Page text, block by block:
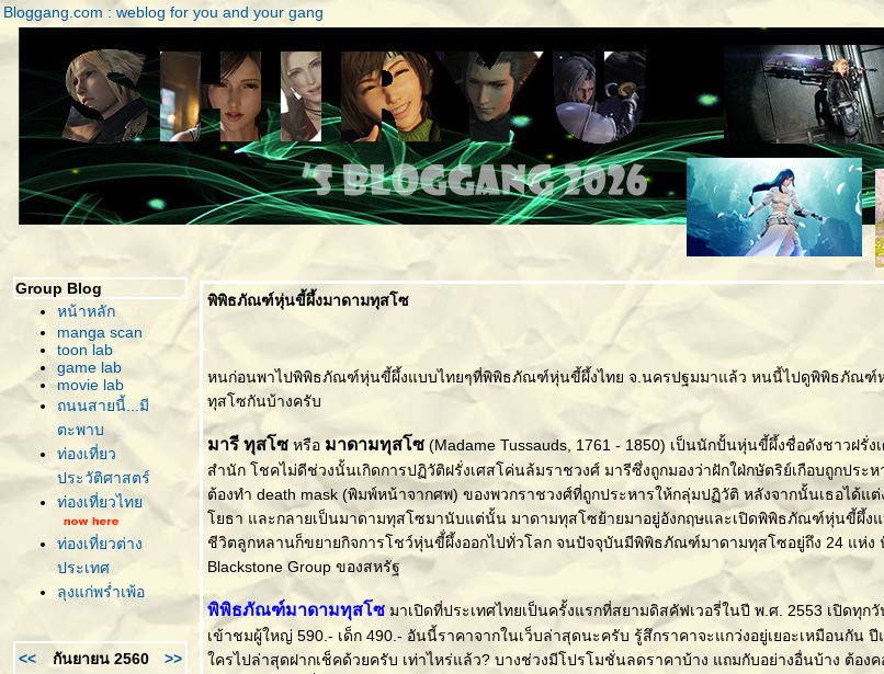
Bloggang.com : weblog for you and your gang
Group Blog
หน้าหลัก
manga scan
toon lab
game lab
movie lab
ถนนสายนี้...มี
ตะพาบ
ท่องเที่ยว
ประวัติศาสตร์
ท่องเที่ยวไท
ท่องเที่ยวต่าง
ประเทศ
ลุงแก่พร่ำเพ้อ
<< กันยายน 2560
>>
พิพิธภัณฑ์หุ่นขี้ผึ้งมาดามทุสโซ
หนก่อนพาไปพิพิธภัณฑ์หุ่นขี้ผึ้งแบบไทยๆที่พิพิธภัณฑ์หุ่นขี้ผึ้งไทย จ.นครปฐมมาแล้ว หนนี้ไปดูพิพิธภัณฑ์หุ่
ทุสโซกันบ้างครับ
มารี ทุสโซ หรือมาดามทุสโซ (Madame Tussauds, 1761 - 1850) เป็นนักปั้นหุ่นขี้ผึ้งชื่อดังชาวฝรั่ง
สำนัก โชคไม่ดีช่วงนั้นเกิดการปฏิวัติฝรั่งเศสโค่นล้มราชวงศ์ มารีซึ่งถูกมองว่าฝักใฝ่กษัตริย์เกือบถูกประ
ต้องทำ death mask (พิมพ์หน้าจากศพ) ของพวกราชวงศ์ที่ถูกประหารให้กลุ่มปฏิวัติ หลังจากนั้นเธอได้แ
ธา และกลายเป็นมาดามทุสโซมานับแต่นั้น มาดามทุสโซย้ายมาอยู่อังกฤษและเปิดพิพิธภัณฑ์หุ่นขี้ผึ้ง
ชีวิตลูกหลานก็ขยายกิจการโชว์หุ่นขี้่ผึ้งออกไปทั่วโลก จนปัจจุบันมีพิพิธภัณฑ์มาดามทุสโซอยู่ถึง 24 แห่ง
Blackstone Group ของสหรัฐ
พิพิธภัณฑ์มาดามทุสโซ มาเปิดที่ประเทศไทยเป็นครั้งแรกที่สยามดิสคัฟเวอรี่ในปี พ.ศ. 2553 เปิดทุก
เข้าชมผู้ใหญ่ 590.- เด็ก 490.- อันนี้ราคาจากในเว็บล่าสุดนะครับ รู้สึกราคาจะแกว่งอยู่เยอะเหมือนกัน ปี
ครไปล่าสุดฝากเช็คด้วยครับ เท่าไหร่แล้ว? บางช่วงมีโปรโมชั่นลดราคาบ้าง แถมกับอย่างอื่นบ้าง ต้อง